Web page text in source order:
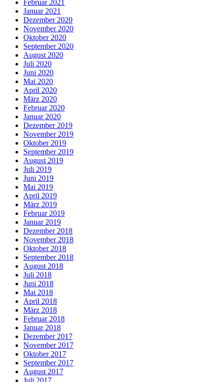
Februar 2021
Januar 2021
Dezember 2020
November 2020
Oktober 2020
September 2020
August 2020
Juli 2020
Juni 2020
Mai 2020
April 2020
März 2020
Februar 2020
Januar 2020
Dezember 2019
November 2019
Oktober 2019
September 2019
August 2019
Juli 2019
Juni 2019
Mai 2019
April 2019
März 2019
Februar 2019
Januar 2019
Dezember 2018
November 2018
Oktober 2018
September 2018
August 2018
Juli 2018
Juni 2018
Mai 2018
April 2018
März 2018
Februar 2018
Januar 2018
Dezember 2017
November 2017
Oktober 2017
September 2017
August 2017
Juli 2017